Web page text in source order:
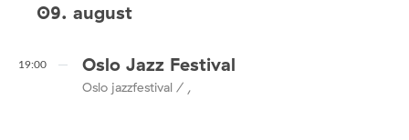
09. august
19:00 Oslo Jazz Festival
Oslo jazzfestival / ,